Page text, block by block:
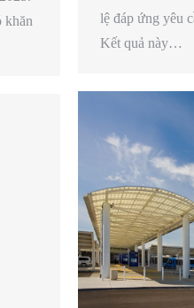
lệ đáp ứng yêu
Kết quả này…
khăn